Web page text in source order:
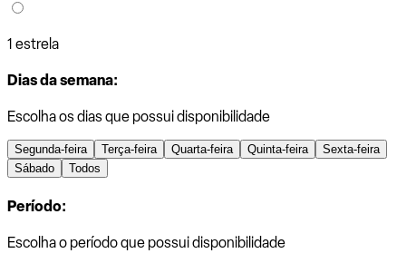
1 estrela
Dias da semana:
Escolha os dias que possui disponibilidade
Segunda-feira Terça-feira Quarta-feira Quinta-feira
Sexta-feira
Sábado
Todos
Período:
Escolha o período que possui disponibilidade